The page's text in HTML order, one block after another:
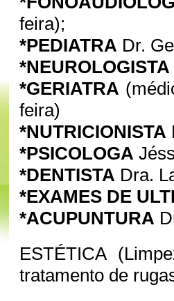
feira);
*PEDIATRA Dr.
*NEUROLOGISTA
*GERIATRA
feira)
*NUTRICIONISTA
*PSICOLOGA
*DENTISTA Dra.
*EXAMES DE
*ACUPUNTURA
ESTÉTICA
tratamento de